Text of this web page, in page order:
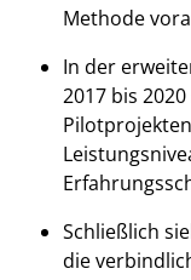
Methode
In der
2017 bis
Schließlich
die